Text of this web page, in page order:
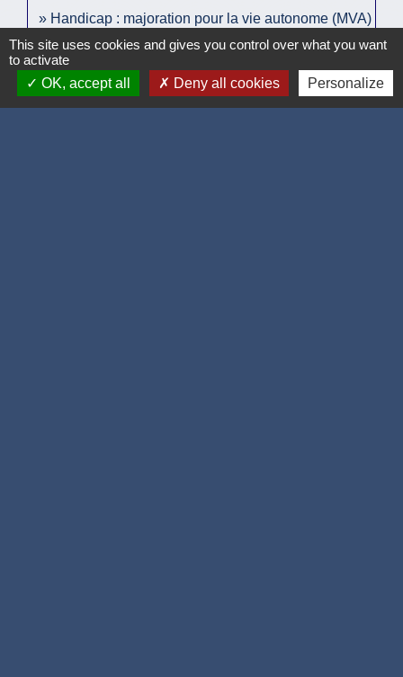
Handicap : majoration pour la vie autonome (MVA)
Social - Santé
Comment faire si...
This site uses cookies and gives you control over what you want
to activate
OK, accept all
Deny all cookies Personalize